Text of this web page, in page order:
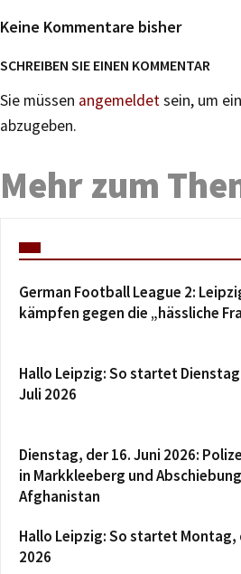
Keine Kommentare bisher
SCHREIBEN SIE EINEN KOMMENTAR
Sie müssen angemeldetsein, um
abzugeben.
Mehr zum
German Football League 2:
kämpfen gegen die „hässliche
Hallo Leipzig: So startet
Juli 2026
Dienstag, der 16. Juni 2026:
in Markkleeberg und
Afghanistan
Hallo Leipzig: So startet Montag,
2026